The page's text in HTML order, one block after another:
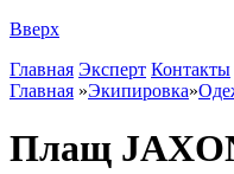
Вверх
Главная Эксперт Контакты
Главная »Экипировка»
Плащ